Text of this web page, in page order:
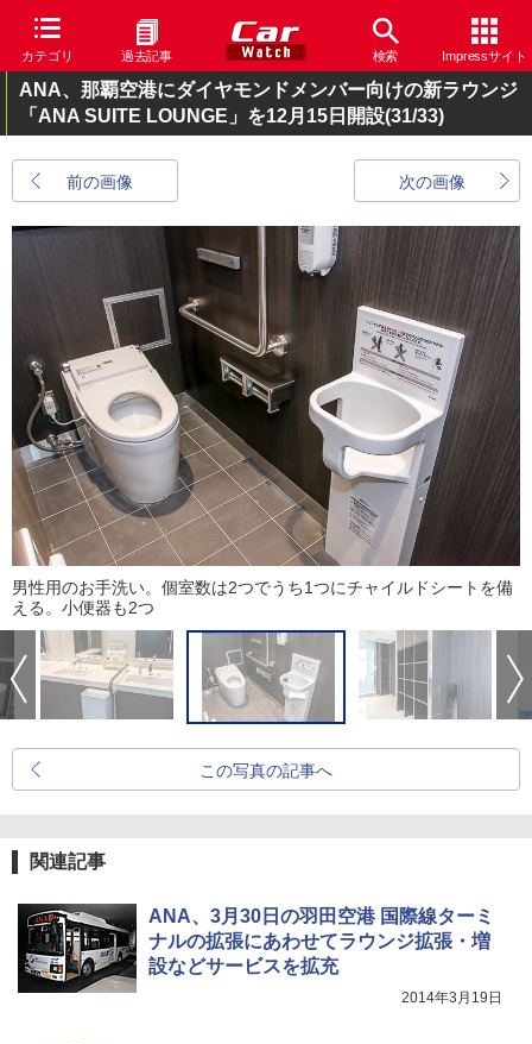
カテゴリ 過去記事 検索 Impressサイト
ANA、那覇空港にダイヤモンドメンバー向けの新ラウンジ
「ANA SUITE LOUNGE」を12月15日開設(31/33)
前の画像 次の画像
男性用のお手洗い。個室数は2つでうち1つにチャイルドシートを備
える。小便器も2つ
この写真の記事へ
関連記事
ANA、3月30日の羽田空港 国際線ターミ
ナルの拡張にあわせてラウンジ拡張・増
設などサービスを拡充
2014年3月19日